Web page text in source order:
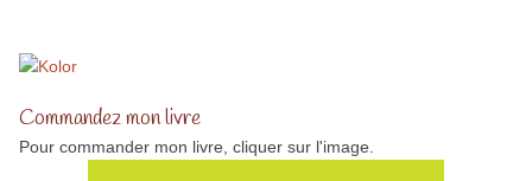
Commandez mon livre
Pour commander mon livre, cliquer sur l'image.